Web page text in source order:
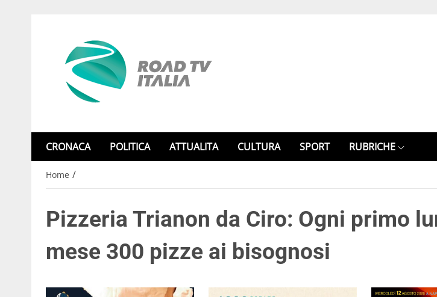
CRONACA POLITICA ATTUALITA CULTURA SPORT RUBRICHE
Home /
Pizzeria Trianon da Ciro: Ogni primo
mese 300 pizze ai bisognosi